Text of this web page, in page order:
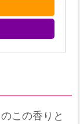
この香りと